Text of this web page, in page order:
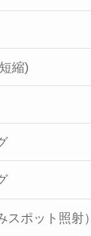
縮)
スポット照射）